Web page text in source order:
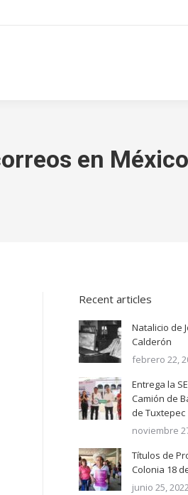
en
Recent articles
Natalicio de
Calderón
febrero 22,
Entrega la
Camión de
de Tuxtepec
noviembre
Títulos de
Colonia 18
junio 25,